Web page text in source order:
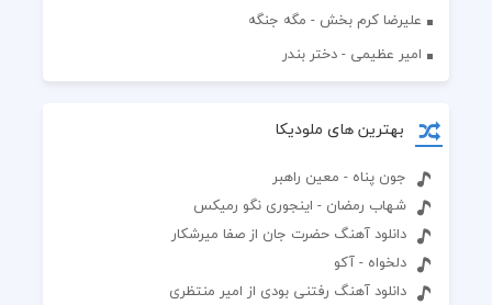
علیرضا کرم بخش - مگه جنگه
امیر عظیمی - دختر بندر
بهترین های ملودیکا
جون پناه - معین راهبر
شهاب رمضان - اینجوری نگو رمیکس
دانلود آهنگ حضرت جان از صفا میرشکار
دلخواه - آکو
دانلود آهنگ رفتنی بودی از امیر منتظری